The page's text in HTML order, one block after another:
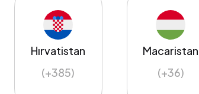
Hırvatistan
(+385)
Macaristan
(+36)